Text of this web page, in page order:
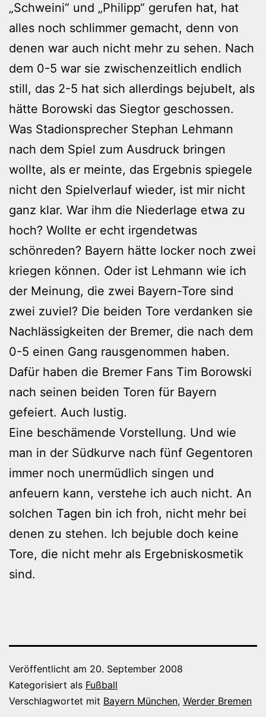
„Schweini“ und „Philipp“ gerufen hat, hat
alles noch schlimmer gemacht, denn von
denen war auch nicht mehr zu sehen. Nach
dem 0-5 war sie zwischenzeitlich endlich
still, das 2-5 hat sich allerdings bejubelt, als
hätte Borowski das Siegtor geschossen.
Was Stadionsprecher Stephan Lehmann
nach dem Spiel zum Ausdruck bringen
wollte, als er meinte, das Ergebnis spiegele
nicht den Spielverlauf wieder, ist mir nicht
ganz klar. War ihm die Niederlage etwa zu
hoch? Wollte er echt irgendetwas
schönreden? Bayern hätte locker noch zwei
kriegen können. Oder ist Lehmann wie ich
der Meinung, die zwei Bayern-Tore sind
zwei zuviel? Die beiden Tore verdanken sie
Nachlässigkeiten der Bremer, die nach dem
0-5 einen Gang rausgenommen haben.
Dafür haben die Bremer Fans Tim Borowski
nach seinen beiden Toren für Bayern
gefeiert. Auch lustig.
Eine beschämende Vorstellung. Und wie
man in der Südkurve nach fünf Gegentoren
immer noch unermüdlich singen und
anfeuern kann, verstehe ich auch nicht. An
solchen Tagen bin ich froh, nicht mehr bei
denen zu stehen. Ich bejuble doch keine
Tore, die nicht mehr als Ergebniskosmetik
sind.
Veröffentlicht am 20. September 2008
Kategorisiert als Fußball
Verschlagwortet mit Bayern München, Werder Bremen